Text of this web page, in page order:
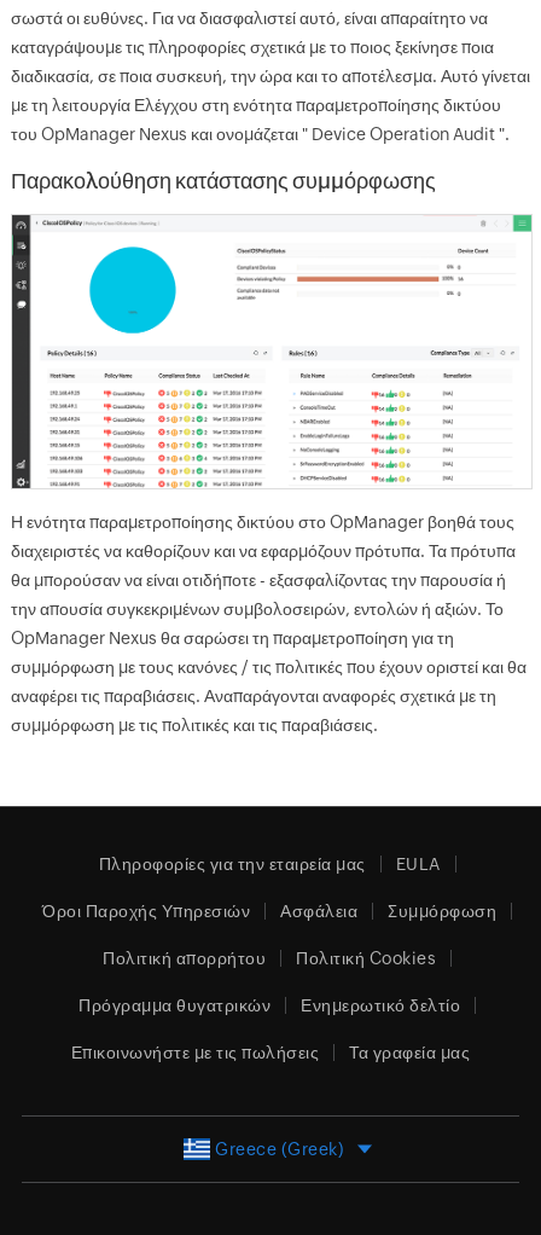
σωστά οι ευθύνες. Για να διασφαλιστεί αυτό, είναι απαραίτητο να
καταγράψουμε τις πληροφορίες σχετικά με το ποιος ξεκίνησε ποια
διαδικασία, σε ποια συσκευή, την ώρα και το αποτέλεσμα. Αυτό γίνεται
με τη λειτουργία Ελέγχου στη ενότητα παραμετροποίησης δικτύου
του OpManager Nexus και ονομάζεται " Device Operation Audit ".
Παρακολούθηση κατάστασης συμμόρφωσης
Η ενότητα παραμετροποίησης δικτύου στο OpManager βοηθά τους
διαχειριστές να καθορίζουν και να εφαρμόζουν πρότυπα. Τα πρότυπα
θα μπορούσαν να είναι οτιδήποτε - εξασφαλίζοντας την παρουσία ή
την απουσία συγκεκριμένων συμβολοσειρών, εντολών ή αξιών. Το
OpManager Nexus θα σαρώσει τη παραμετροποίηση για τη
συμμόρφωση με τους κανόνες / τις πολιτικές που έχουν οριστεί και θα
αναφέρει τις παραβιάσεις. Αναπαράγονται αναφορές σχετικά με τη
συμμόρφωση με τις πολιτικές και τις παραβιάσεις.
Πληροφορίες για την εταιρεία μας EULA
Όροι Παροχής Υπηρεσιών Ασφάλεια Συμμόρφωση
Πολιτική απορρήτου Πολιτική Cookies
Πρόγραμμα θυγατρικών Ενημερωτικό δελτίο
Επικοινωνήστε με τις πωλήσεις Τα γραφεία μας
Greece (Greek)